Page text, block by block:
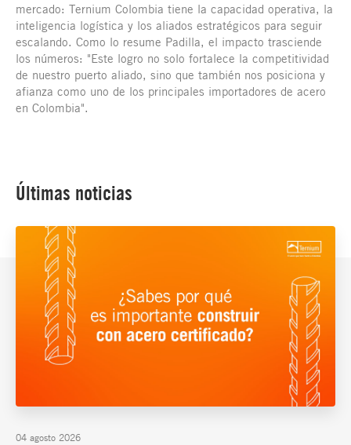
mercado: Ternium Colombia tiene la capacidad operativa, la
inteligencia logística y los aliados estratégicos para seguir
escalando. Como lo resume Padilla, el impacto trasciende
los números: "Este logro no solo fortalece la competitividad
de nuestro puerto aliado, sino que también nos posiciona y
afianza como uno de los principales importadores de acero
en Colombia".
Últimas noticias
04 agosto 2026